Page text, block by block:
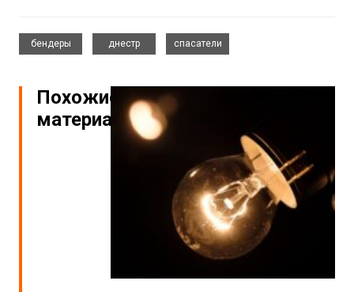
бендеры
днестр
спасатели
Похожие
материалы